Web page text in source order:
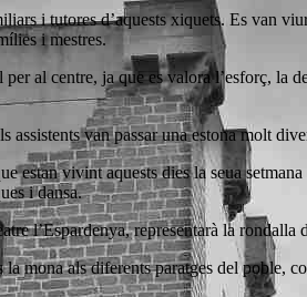
i tutores d’aquests xiquets. Es van
i mestres.
al centre, ja que es valora l’esforç, la
assistents van passar una estona molt
estan vivint aquests dies la seua
i dansa.
l’Espardenya, representarà la rondalla
mona als diferents paratges del poble,